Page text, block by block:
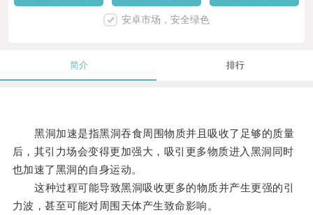
安卓市场，安全绿色
简介 排行
黑洞加速是指黑洞吞食周围物质并且吸收了足够的质量
后，其引力场会变得更加强大，吸引更多物质进入黑洞同时
也加速了黑洞的自身运动。
这种过程可能导致黑洞吸收更多的物质并产生更强的引
力波，甚至可能对周围天体产生致命影响。